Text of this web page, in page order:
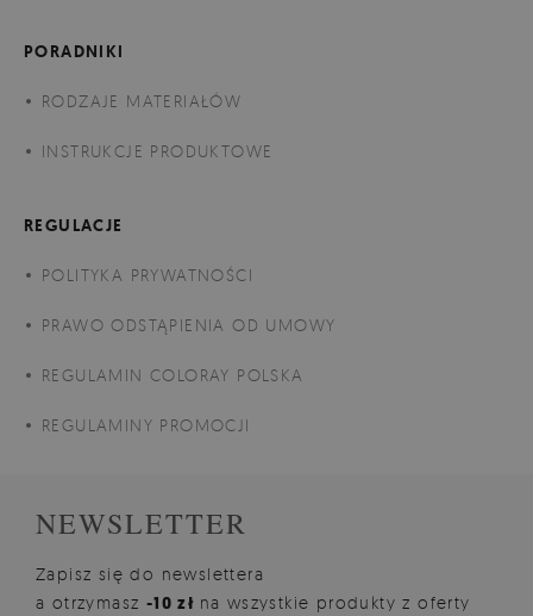
PORADNIKI
RODZAJE MATERIAŁÓW
INSTRUKCJE PRODUKTOWE
REGULACJE
POLITYKA PRYWATNOŚCI
PRAWO ODSTĄPIENIA OD UMOWY
REGULAMIN COLORAY POLSKA
REGULAMINY PROMOCJI
NEWSLETTER
Zapisz się do newslettera
a otrzymasz -10 zł na wszystkie produkty z oferty